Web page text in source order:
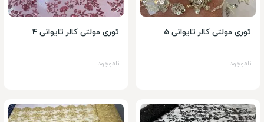
توری مولتی کالر تایوانی 5
ناموجود
توری مولتی کالر تایوانی 4
ناموجود